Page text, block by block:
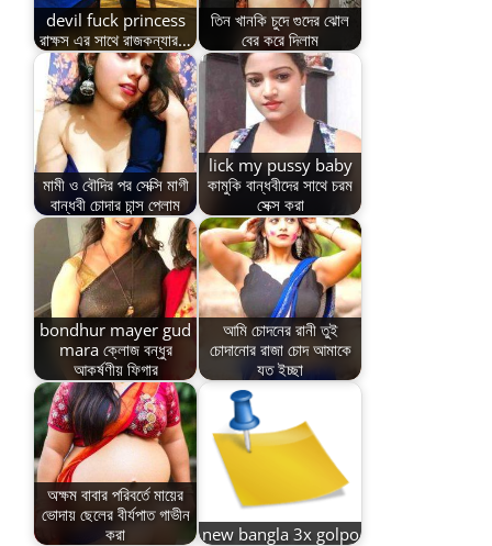
devil fuck princess
রাক্ষস এর সাথে রাজকন্যার…
তিন খানকি চুদে গুদের ঝোল
বের করে দিলাম
মামী ও বৌদির পর সেক্সি মাগী
বান্ধবী চোদার চান্স পেলাম
lick my pussy baby
কামুকি বান্ধবীদের সাথে চরম
সেক্স করা
bondhur mayer gud
mara ক্লোজ বন্ধুর
আকর্ষণীয় ফিগার
আমি চোদনের রানী তুই
চোদানোর রাজা চোদ আমাকে
যত ইচ্ছা
অক্ষম বাবার পরিবর্তে মায়ের
ভোদায় ছেলের বীর্যপাত গাভীন
করা
new bangla 3x golpo